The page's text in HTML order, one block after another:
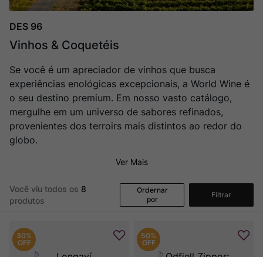
DES 96
Vinhos & Coquetéis
Se você é um apreciador de vinhos que busca
experiências enológicas excepcionais, a World Wine é
o seu destino premium. Em nosso vasto catálogo,
mergulhe em um universo de sabores refinados,
provenientes dos terroirs mais distintos ao redor do
globo.
Ver Mais
Você viu todos os 8
produtos
Ordernar
por
Filtrar
30%
OFF
50%
OFF
8º Ver Sacrum
9 º Rocim
10º Champagne